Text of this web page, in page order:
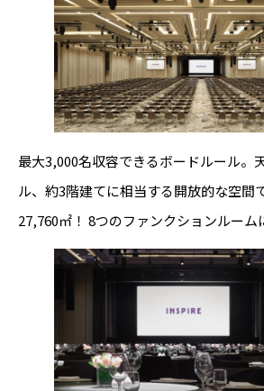
最大3,000名収容できるボードルール。
ル、約3階建てに相当する開放的な空間
27,760㎡！ 8つのファンクションルーム